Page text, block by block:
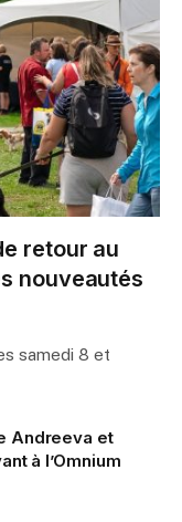
retour au
nouveautés
samedi 8 et
Andreeva et
à l’Omnium